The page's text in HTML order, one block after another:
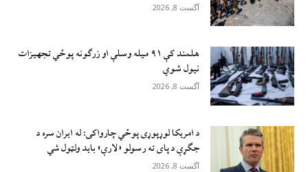
آگست 8, 2026
هلمند کې ۹۱ میله وسلې او زرګونه پوځي تجهیزات
نیول شوي
آگست 8, 2026
د امریکا لوړپوړی پوځي چارواکی: له ایران سره د
جګړې د پای ته رسولو «لارې» باید ولټول شي
آگست 8, 2026